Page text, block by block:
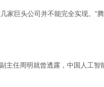
家巨头公司并不能完全实现。”
主任周明就曾透露，中国人工智